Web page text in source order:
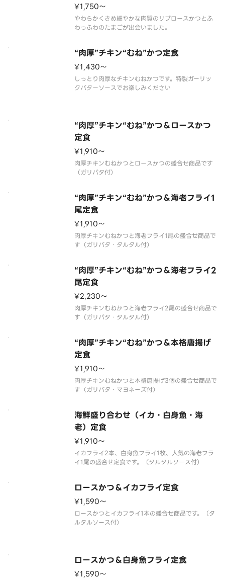
¥1,750〜
やわらかくきめ細やかな肉質のリブロースかつとふ
“肉厚”チキン“むね”かつ定食
¥1,430〜
しっとり肉厚なチキンむねかつです。特製ガーリッ
“肉厚”チキン“むね”かつ＆ロースかつ
定食
¥1,910〜
肉厚チキンむねかつとロースかつの盛合せ商品です
“肉厚”チキン“むね”かつ＆海老フライ1
尾定食
¥1,910〜
肉厚チキンむねかつと海老フライ1尾の盛合せ商品で
“肉厚”チキン“むね”かつ＆海老フライ2
尾定食
¥2,230〜
肉厚チキンむねかつと海老フライ2尾の盛合せ商品で
“肉厚”チキン“むね”かつ＆本格唐揚げ
定食
¥1,910〜
肉厚チキンむねかつと本格唐揚げ3個の盛合せ商品で
海鮮盛り合わせ（イカ・白身魚・海
老）定食
¥1,910〜
イカフライ2本、白身魚フライ1枚、人気の海老フラ
ロースかつ＆イカフライ定食
¥1,590〜
ロースかつとイカフライ1本の盛合せ商品です。（タ
ロースかつ＆白身魚フライ定食
¥1,590〜